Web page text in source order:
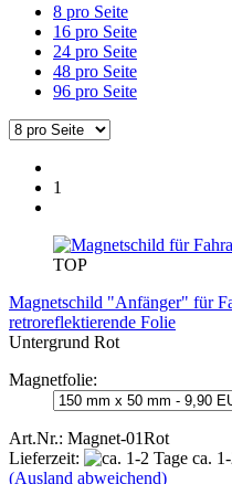
8 pro Seite
16 pro Seite
24 pro Seite
48 pro Seite
96 pro Seite
1
TOP
Magnetschild "Anfänger" für
retroreflektierende Folie
Untergrund Rot
Magnetfolie:
Art.Nr.: Magnet-01Rot
Lieferzeit:
ca.
(Ausland abweichend)